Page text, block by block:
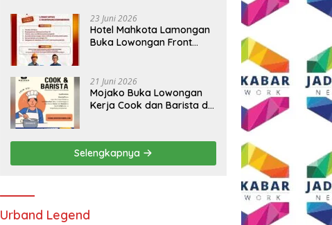
23 Juni 2026
Hotel Mahkota Lamongan
Buka Lowongan Front
Syaratnya
21 Juni 2026
Mojako Buka Lowongan
Kerja Cook dan Barista di
Selengkapnya
Urband Legend